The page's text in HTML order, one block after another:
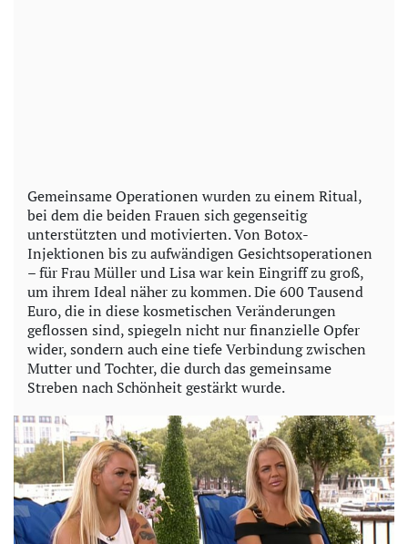
Gemeinsame Operationen wurden zu einem Ritual,
bei dem die beiden Frauen sich gegenseitig
unterstützten und motivierten. Von Botox-
Injektionen bis zu aufwändigen Gesichtsoperationen
– für Frau Müller und Lisa war kein Eingriff zu groß,
um ihrem Ideal näher zu kommen. Die 600 Tausend
Euro, die in diese kosmetischen Veränderungen
geflossen sind, spiegeln nicht nur finanzielle Opfer
wider, sondern auch eine tiefe Verbindung zwischen
Mutter und Tochter, die durch das gemeinsame
Streben nach Schönheit gestärkt wurde.